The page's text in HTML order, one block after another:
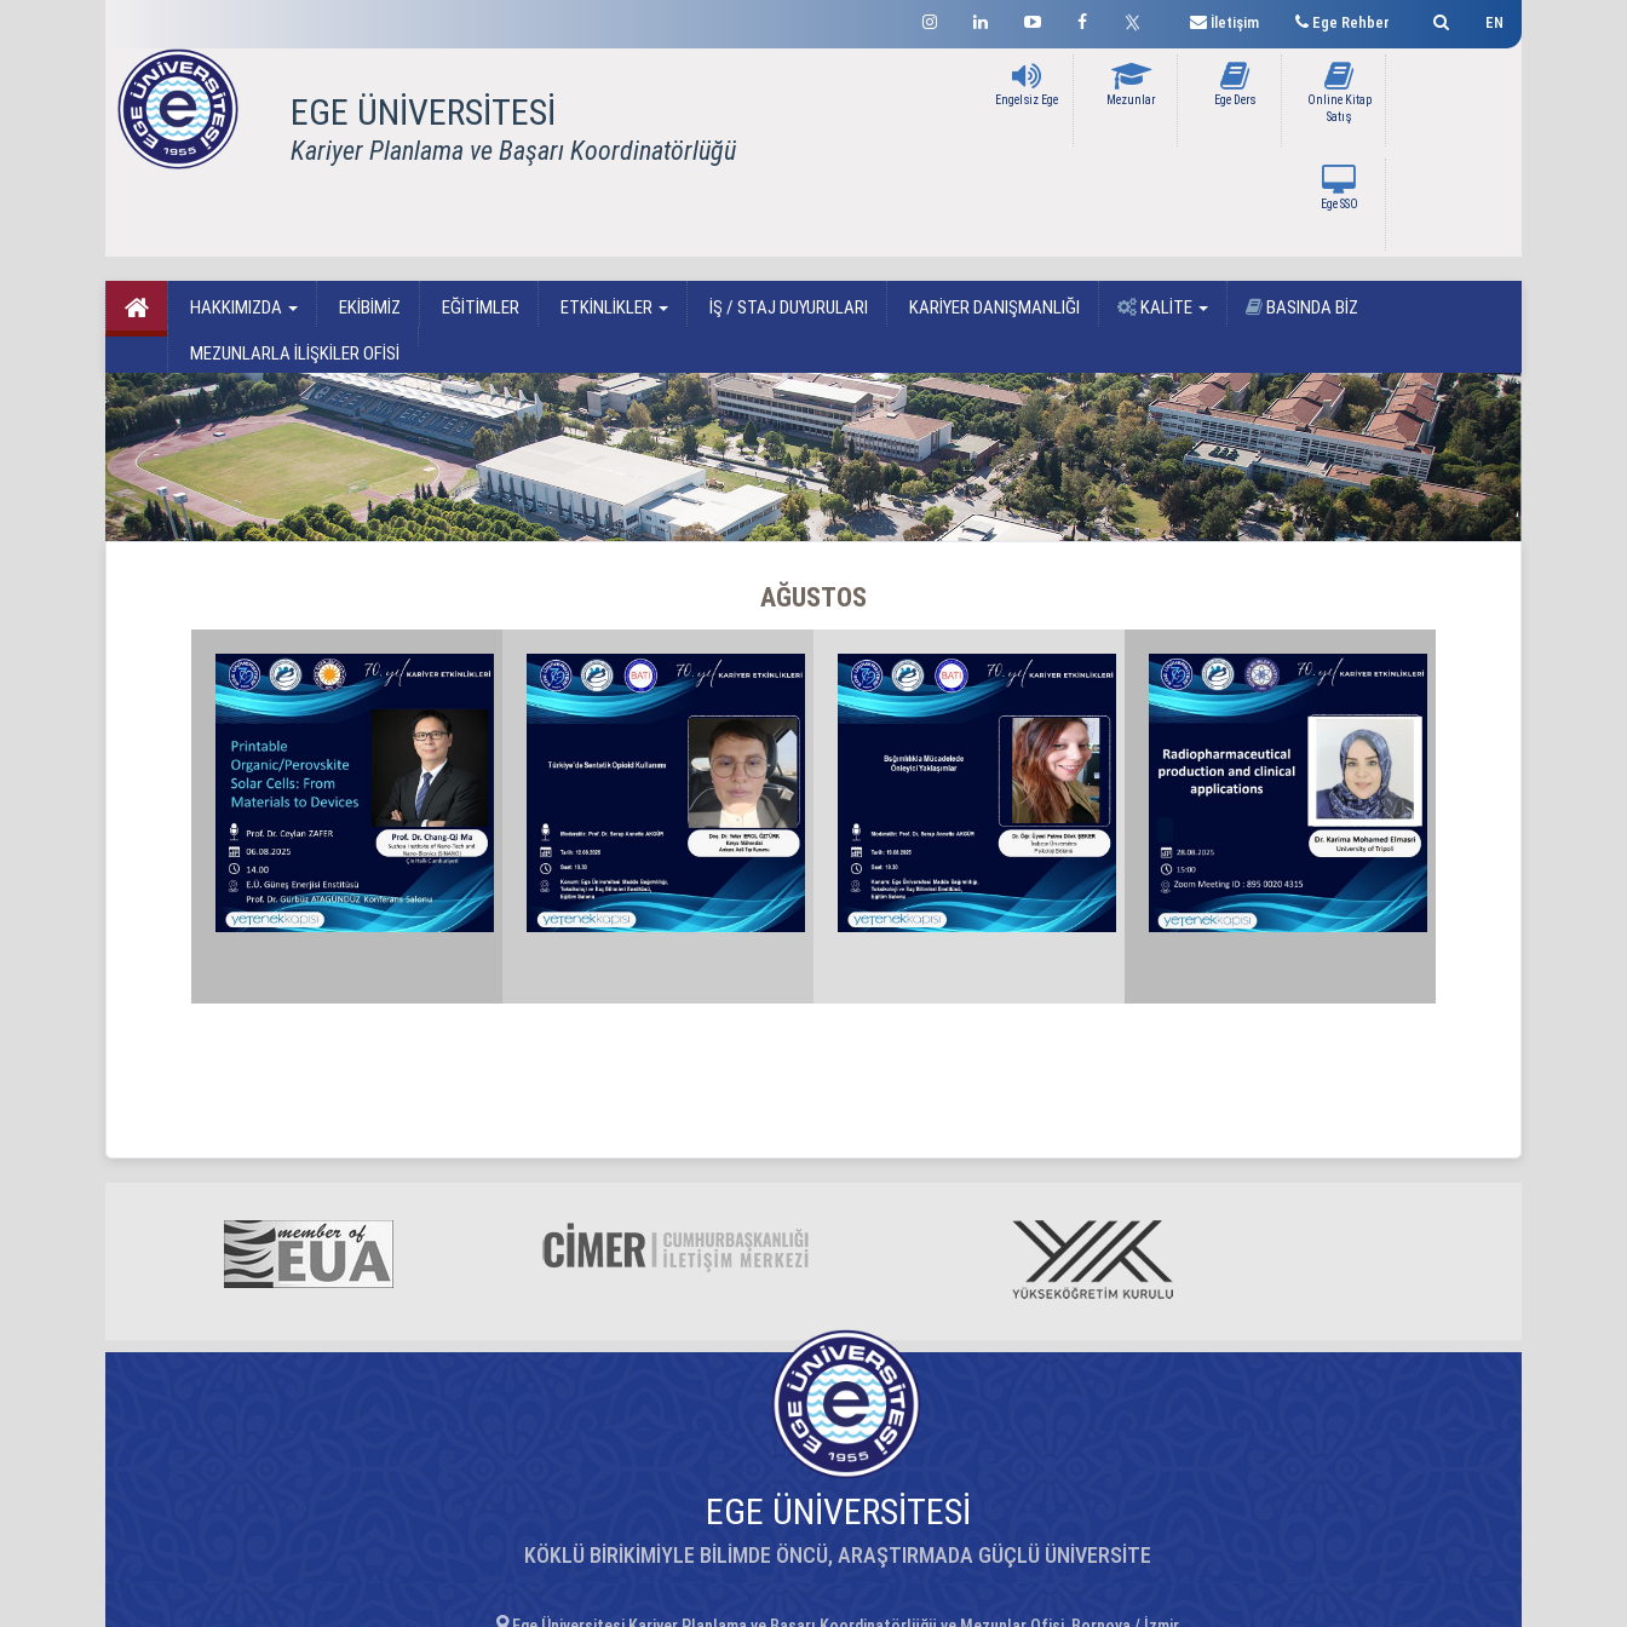
EN
Ege Rehber
İletişim
EGE ÜNİVERSİTESİ
Kariyer Planlama ve Başarı Koordinatörlüğü
Online Kitap
Satış
Ege Ders
Mezunlar
Engelsiz Ege
Ege SSO
HAKKIMIZDA EKİBİMİZ EĞİTİMLER ETKİNLİKLER İŞ / STAJ DUYURULARI KARİYER DANIŞMANLIĞI KALİTE BASINDA BİZ
MEZUNLARLA İLİŞKİLER OFİSİ
AĞUSTOS
EGE ÜNİVERSİTESİ
KÖKLÜ BİRİKİMİYLE BİLİMDE ÖNCÜ, ARAŞTIRMADA GÜÇLÜ ÜNİVERSİTE